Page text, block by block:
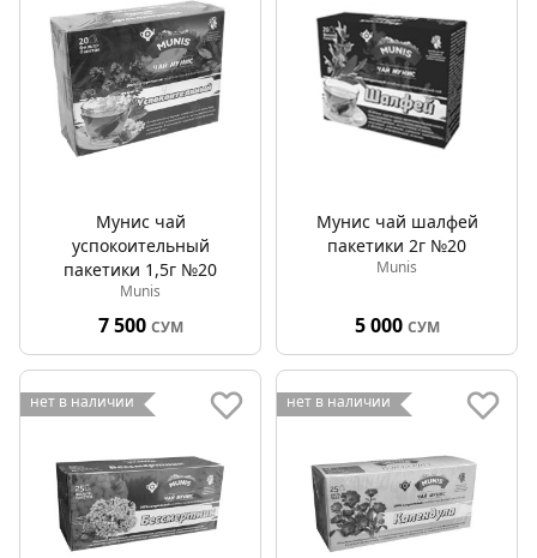
Мунис чай
успокоительный
пакетики 1,5г №20
Munis
7 500 СУМ
Мунис чай шалфей
пакетики 2г №20
Munis
5 000 СУМ
нет в наличии нет в наличии